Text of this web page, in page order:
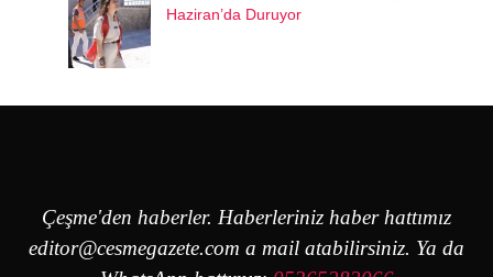
Haziran’da Duruyor
Çeşme'den haberler. Haberleriniz haber hattımız
editor@cesmegazete.com a mail atabilirsiniz. Ya da